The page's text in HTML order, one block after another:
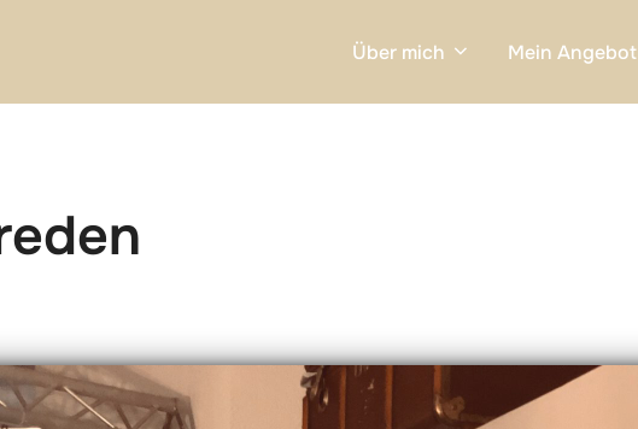
Über mich Mein Angebot